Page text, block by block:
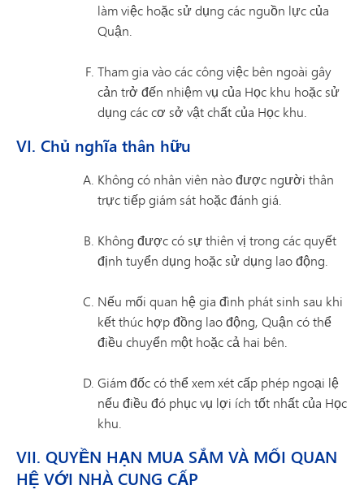
làm việc hoặc sử dụng các nguồn lực của
Quận.
Tham gia vào các công việc bên ngoài gây
cản trở đến nhiệm vụ của Học khu hoặc sử
dụng các cơ sở vật chất của Học khu.
VI. Chủ nghĩa thân hữu
Không có nhân viên nào được người thân
trực tiếp giám sát hoặc đánh giá.
Không được có sự thiên vị trong các quyết
định tuyển dụng hoặc sử dụng lao động.
Nếu mối quan hệ gia đình phát sinh sau khi
kết thúc hợp đồng lao động, Quận có thể
điều chuyển một hoặc cả hai bên.
Giám đốc có thể xem xét cấp phép ngoại lệ
nếu điều đó phục vụ lợi ích tốt nhất của Học
khu.
VII. QUYỀN HẠN MUA SẮM VÀ MỐI QUAN
HỆ VỚI NHÀ CUNG CẤP